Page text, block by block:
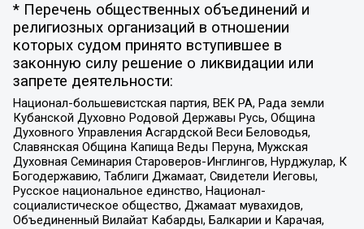
* Перечень общественных объединений и
религиозных организаций в отношении
которых судом принято вступившее в
законную силу решение о ликвидации или
запрете деятельности:
Национал-большевистская партия, ВЕК РА, Рада земли
Кубанской Духовно Родовой Державы Русь, Община
Духовного Управления Асгардской Веси Беловодья,
Славянская Община Капища Веды Перуна, Мужская
Духовная Семинария Староверов-Инглингов, Нурджулар, К
Богодержавию, Таблиги Джамаат, Свидетели Иеговы,
Русское национальное единство, Национал-
социалистическое общество, Джамаат мувахидов,
Объединенный Вилайат Кабарды, Балкарии и Карачая,